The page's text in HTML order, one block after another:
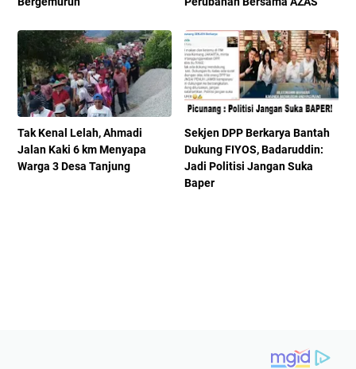
Tak Kenal Lelah, Ahmadi
Jalan Kaki 6 km Menyapa
Warga 3 Desa Tanjung
Sekjen DPP Berkarya Bantah
Dukung FIYOS, Badaruddin:
Jadi Politisi Jangan Suka
Baper